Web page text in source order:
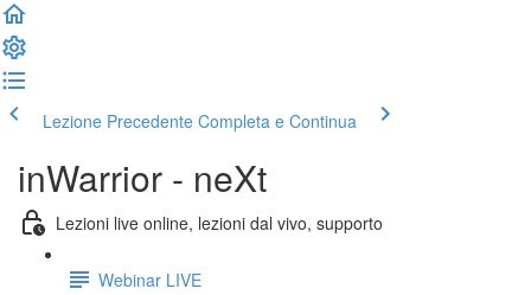
Lezione Precedente Completa e Continua
inWarrior - neXt
Lezioni live online, lezioni dal vivo, supporto
Webinar LIVE